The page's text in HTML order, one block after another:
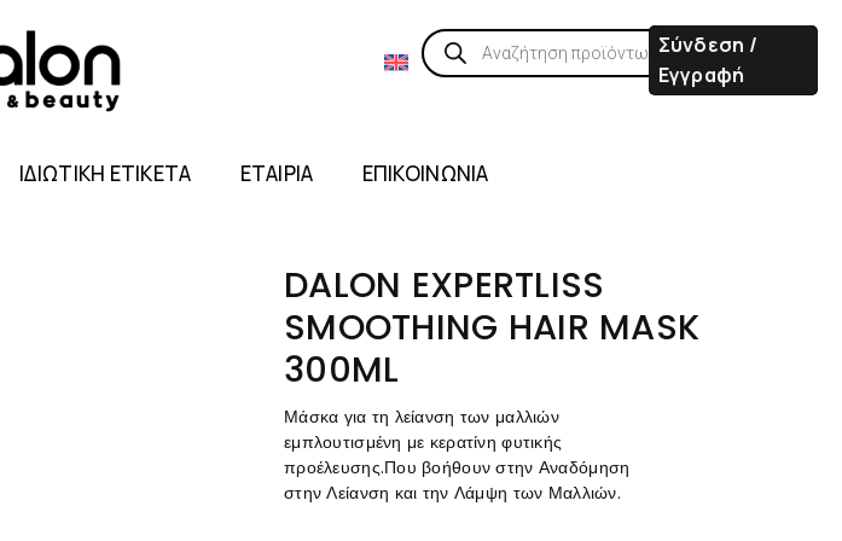
Σύνδεση /
Εγγραφή
ΙΔΙΩΤΙΚΗ ΕΤΙΚΕΤΑ ΕΤΑΙΡΙΑ ΕΠΙΚΟΙΝΩΝΙΑ
DALON EXPERTLISS
SMOOTHING HAIR MASK
300ML
Μάσκα για τη λείανση των μαλλιών
εμπλουτισμένη με κερατίνη φυτικής
προέλευσης.Που βοήθουν στην Αναδόμηση
στην Λείανση και την Λάμψη των Μαλλιών.